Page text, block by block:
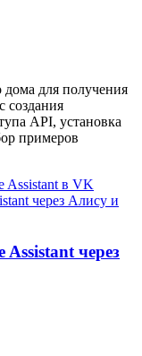
для получения
создания
API, установка
примеров
Assistant через